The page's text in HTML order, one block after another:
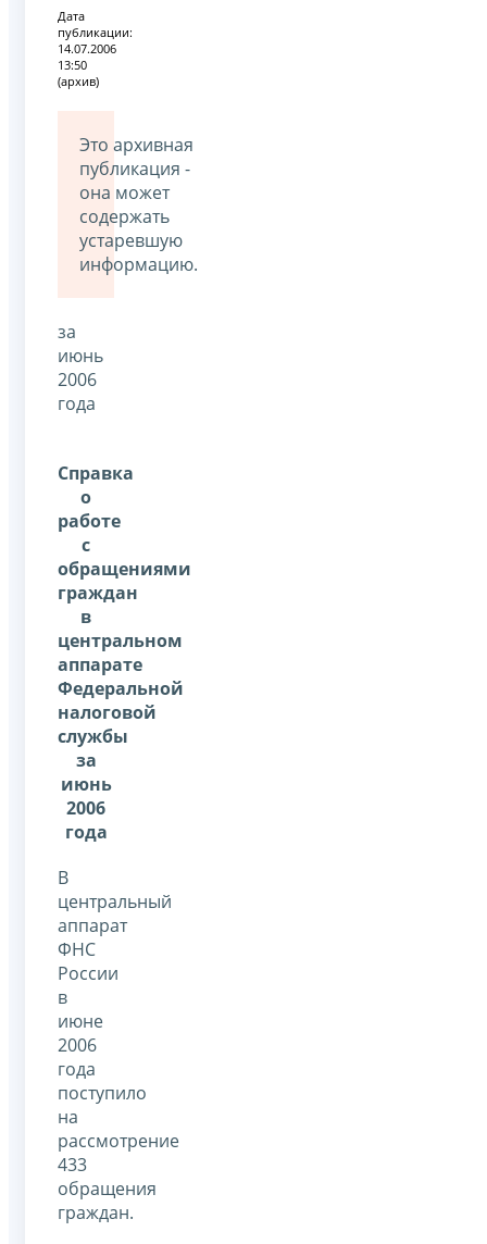
Дата
публикации:
14.07.2006
13:50
(архив)
Это архивная
публикация -
она может
содержать
устаревшую
информацию.
за
июнь
2006
года
Справка
о
работе
с
обращениями
граждан
в
центральном
аппарате
Федеральной
налоговой
службы
за
июнь
2006
года
В
центральный
аппарат
ФНС
России
в
июне
2006
года
поступило
на
рассмотрение
433
обращения
граждан.